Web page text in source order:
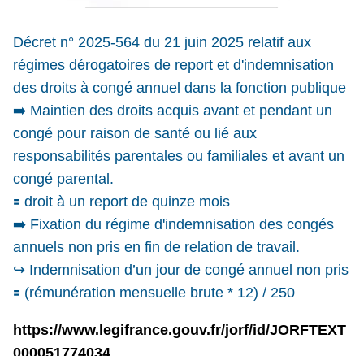
Décret n° 2025-564 du 21 juin 2025 relatif aux
régimes dérogatoires de report et d'indemnisation
des droits à congé annuel dans la fonction publique
➡️ Maintien des droits acquis avant et pendant un
congé pour raison de santé ou lié aux
responsabilités parentales ou familiales et avant un
congé parental.
🟰 droit à un report de quinze mois
➡️ Fixation du régime d'indemnisation des congés
annuels non pris en fin de relation de travail.
↪️
🟰 (rémunération mensuelle brute * 12) / 250
https://www.legifrance.gouv.fr/jorf/id/JORFTEXT